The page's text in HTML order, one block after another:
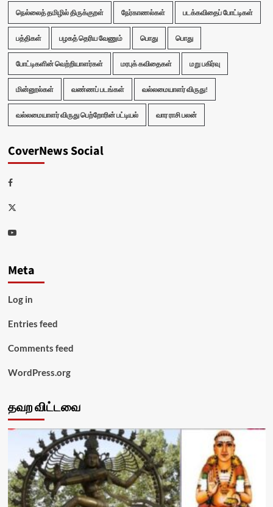
நெல்லைத் தமிழில் திருக்குறள் நேர்காணல்கள் படக்கவிதைப் போட்டிகள்
பத்திகள் பழகத் தெரிய வேணும் பொது பொது
போட்டிகளின் வெற்றியாளர்கள் மரபுக் கவிதைகள் மறு பகிர்வு
மின்னூல்கள் வண்ணப் படங்கள் வல்லமையாளர் விருது!
வல்லமையாளர் விருது பெற்றோரின் பட்டியல் வார ராசி பலன்
CoverNews Social
Facebook
Twitter
Youtube
Meta
Log in
Entries feed
Comments feed
WordPress.org
தவற விட்டவை